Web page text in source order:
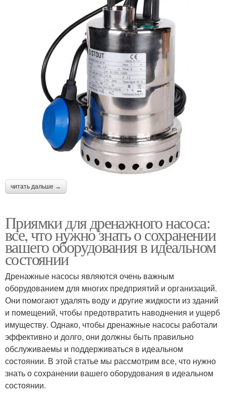
читать дальше →
Приямки для дренажного насоса:
все, что нужно знать о сохранении
вашего оборудования в идеальном
состоянии
Дренажные насосы являются очень важным
оборудованием для многих предприятий и организаций.
Они помогают удалять воду и другие жидкости из зданий
и помещений, чтобы предотвратить наводнения и ущерб
имуществу. Однако, чтобы дренажные насосы работали
эффективно и долго, они должны быть правильно
обслуживаемы и поддерживаться в идеальном
состоянии. В этой статье мы рассмотрим все, что нужно
знать о сохранении вашего оборудования в идеальном
состоянии.